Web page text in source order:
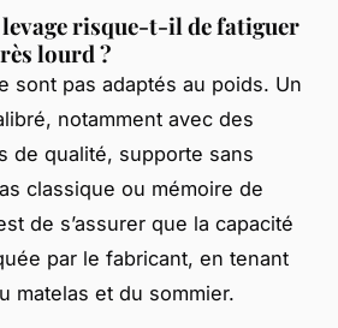
levage risque-t-il de fatiguer
lourd ?
sont pas adaptés au poids. Un
notamment avec des
de qualité, supporte sans
classique ou mémoire de
de s’assurer que la capacité
par le fabricant, en tenant
matelas et du sommier.